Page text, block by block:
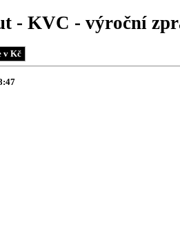
- KVC - výroční
v Kč